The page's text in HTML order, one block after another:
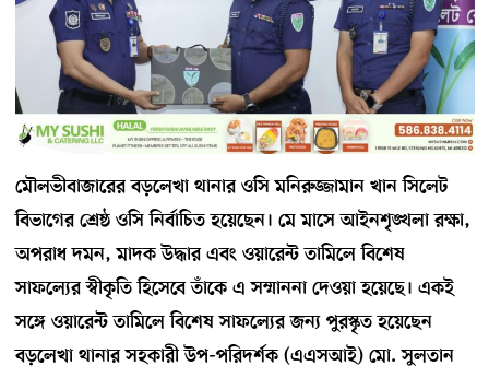
মৌলভীবাজারের বড়লেখা থানার ওসি মনিরুজ্জামান খান সিলেট
বিভাগের শ্রেষ্ঠ ওসি নির্বাচিত হয়েছেন। মে মাসে আইনশৃঙ্খলা রক্ষা,
অপরাধ দমন, মাদক উদ্ধার এবং ওয়ারেন্ট তামিলে বিশেষ
সাফল্যের স্বীকৃতি হিসেবে তাঁকে এ সম্মাননা দেওয়া হয়েছে। একই
সঙ্গে ওয়ারেন্ট তামিলে বিশেষ সাফল্যের জন্য পুরস্কৃত হয়েছেন
বড়লেখা থানার সহকারী উপ-পরিদর্শক (এএসআই) মো. সুলতান